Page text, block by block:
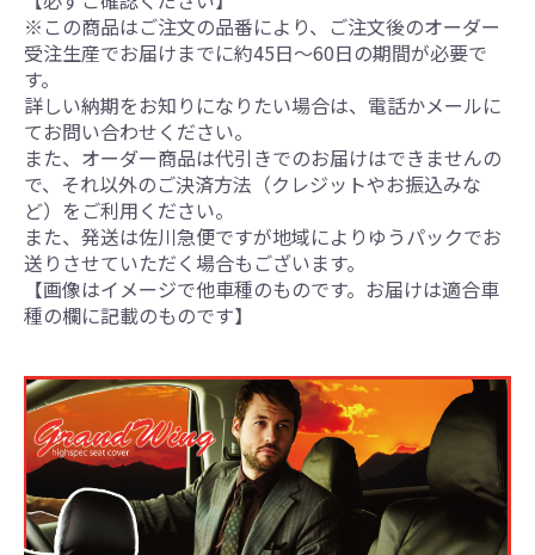
※この商品はご注文の品番により、ご注文後のオーダー
受注生産でお届けまでに約45日～60日の期間が必要で
す。
詳しい納期をお知りになりたい場合は、電話かメールに
てお問い合わせください。
また、オーダー商品は代引きでのお届けはできませんの
で、それ以外のご決済方法（クレジットやお振込みな
ど）をご利用ください。
また、発送は佐川急便ですが地域によりゆうパックでお
送りさせていただく場合もございます。
【画像はイメージで他車種のものです。お届けは適合車
種の欄に記載のものです】